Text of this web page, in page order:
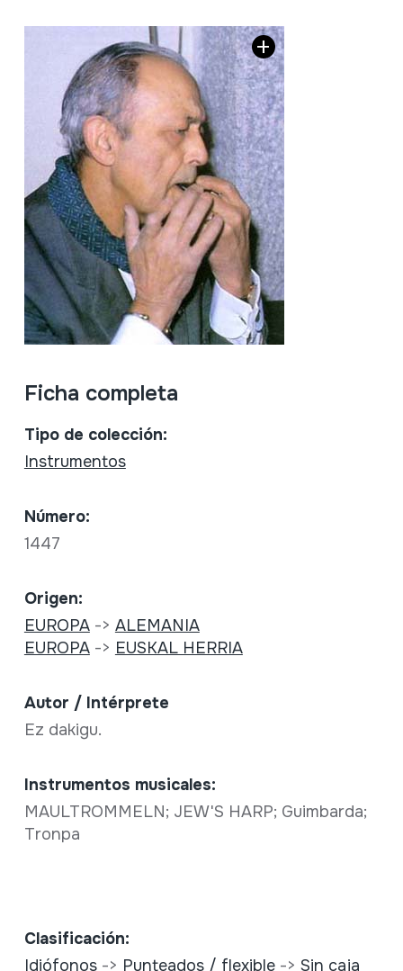
Ficha completa
Tipo de colección:
Instrumentos
Número:
1447
Origen:
EUROPA-> ALEMANIA
EUROPA-> EUSKAL HERRIA
Autor / Intérprete
Ez dakigu.
Instrumentos musicales:
MAULTROMMELN; JEW'S HARP; Guimbarda;
Tronpa
Clasificación:
Idiófonos-> Punteados / flexible-> Sin caja